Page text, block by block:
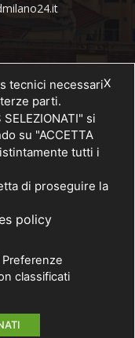
P. IVA / C.F.
X
tecnici necessari
parti.
si
su "ACCETTA
tutti i
di proseguire la
policy
Preferenze
classificati